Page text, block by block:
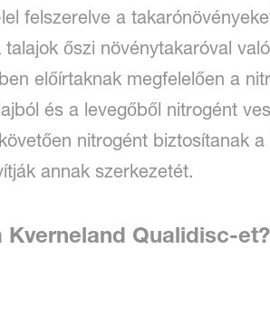
felszerelve a
őszi növénytakaróval
előírtaknak megfelelően a
és a levegőből nitrogént
nitrogént biztosítanak
annak szerkezetét.
Kverneland Qualidisc-et?